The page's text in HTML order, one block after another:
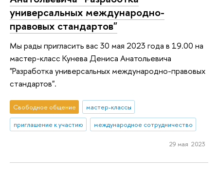
универсальных международно-
правовых стандартов"
Мы рады пригласить вас 30 мая 2023 года в 19.00 на
мастер-класс Кунева Дениса Анатольевича
"Разработка универсальных международно-правовых
стандартов".
Свободное общение
мастер-классы
приглашение к участию
международное сотрудничество
29 мая 2023